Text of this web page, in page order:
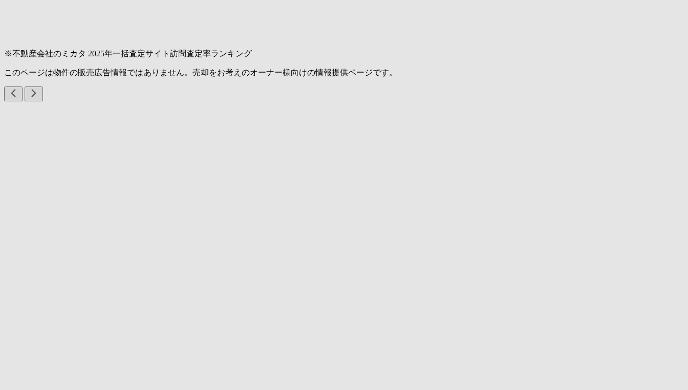
※不動産会社のミカタ 2025年一括査定サイト訪問査定率ランキング
このページは物件の販売広告情報ではありません。売却をお考えのオーナー様向けの情報提供ページです。